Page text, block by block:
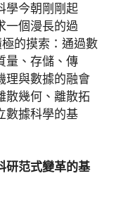
學今朝剛剛起
一個漫長的過
的摸索：通過數
量、存儲、傳
理與數據的融會
散幾何、離散拓
數據科學的基
研范式變革的基